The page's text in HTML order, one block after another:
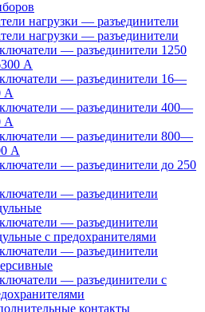
нагрузки — разъединители
нагрузки — разъединители
— разъединители 1250
А
— разъединители 16—
А
— разъединители 400—
А
— разъединители 800—
А
— разъединители до 250
— разъединители
— разъединители
с предохранителями
— разъединители
— разъединители с
контакты